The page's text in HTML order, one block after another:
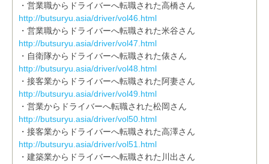
・営業職からドライバーへ転職された高橋さん
http://butsuryu.asia/driver/vol46.html
・営業職からドライバーへ転職された米谷さん
http://butsuryu.asia/driver/vol47.html
・自衛隊からドライバーへ転職された俵さん
http://butsuryu.asia/driver/vol48.html
・接客業からドライバーへ転職された阿妻さん
http://butsuryu.asia/driver/vol49.html
・営業からドライバーへ転職された松岡さん
http://butsuryu.asia/driver/vol50.html
・接客業からドライバーへ転職された高澤さん
http://butsuryu.asia/driver/vol51.html
・建築業からドライバーへ転職された川出さん